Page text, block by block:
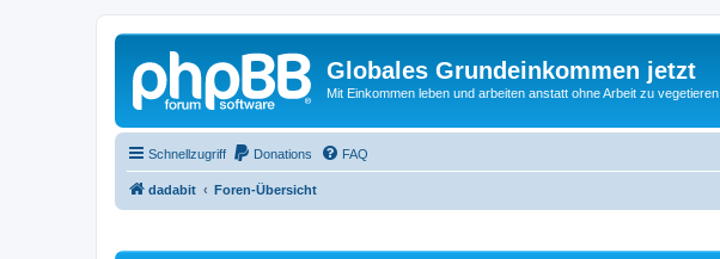
Globales Grundeinkommen jetzt
Mit Einkommen leben und arbeiten anstatt ohne Arbeit zu vegetieren
Schnellzugriff Donations FAQ
dadabit Foren-Übersicht